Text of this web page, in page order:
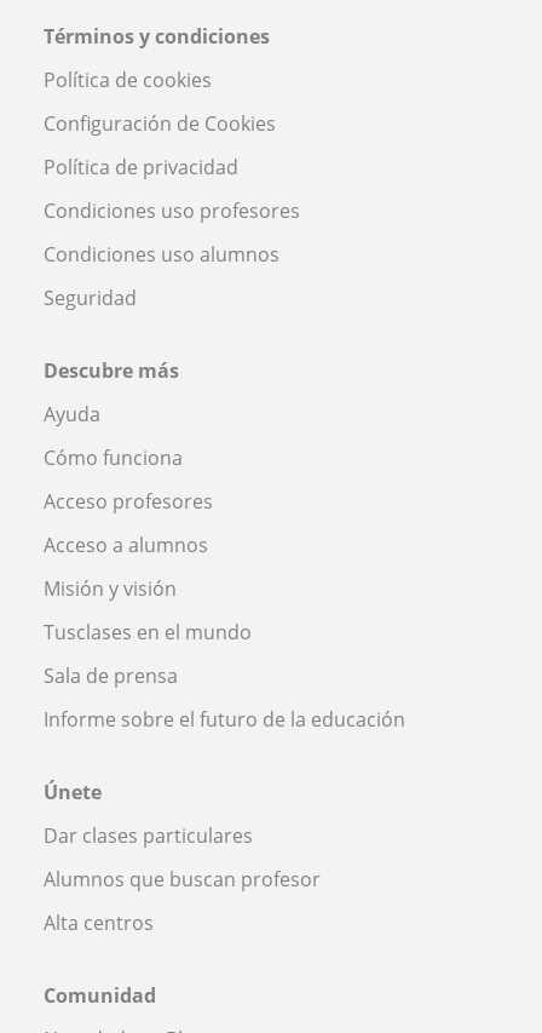
Términos y condiciones
Política de cookies
Configuración de Cookies
Política de privacidad
Condiciones uso profesores
Condiciones uso alumnos
Seguridad
Descubre más
Ayuda
Cómo funciona
Acceso profesores
Acceso a alumnos
Misión y visión
Tusclases en el mundo
Sala de prensa
Informe sobre el futuro de la educación
Únete
Dar clases particulares
Alumnos que buscan profesor
Alta centros
Comunidad